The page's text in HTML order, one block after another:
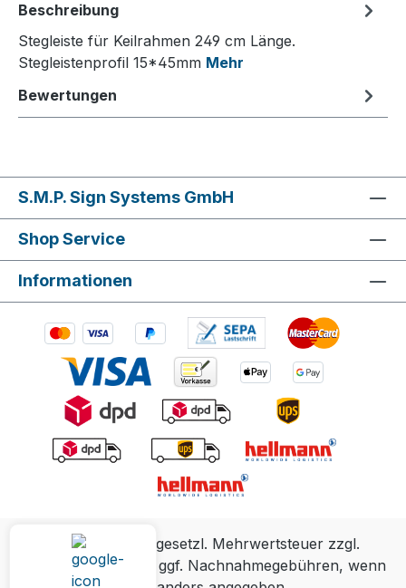
Beschreibung
Stegleiste für Keilrahmen 249 cm Länge.
Stegleistenprofil 15*45mm Mehr
Bewertungen
S.M.P. Sign Systems GmbH
Shop Service
Informationen
Alle Preise inkl. gesetzl. Mehrwertsteuer zzgl.
Versandkostenund ggf. Nachnahmegebühren, wenn